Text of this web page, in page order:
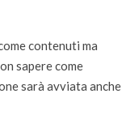
contenuti ma
sapere come
sarà avviata anche